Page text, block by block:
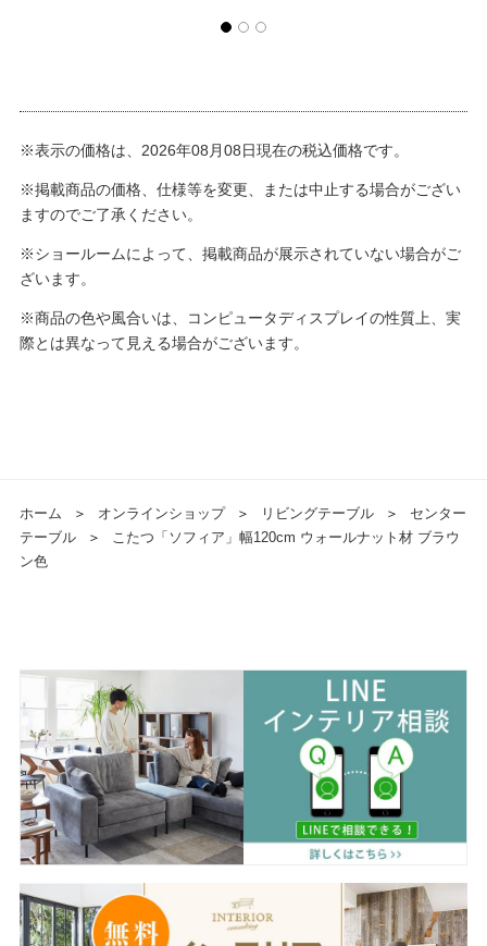
※表示の価格は、2026年08月08日現在の税込価格です。
※掲載商品の価格、仕様等を変更、または中止する場合がござい
ますのでご了承ください。
※ショールームによって、掲載商品が展示されていない場合がご
ざいます。
※商品の色や風合いは、コンピュータディスプレイの性質上、実
際とは異なって見える場合がございます。
ホーム ＞ オンラインショップ ＞ リビングテーブル ＞
センター
テーブル
＞
こたつ「ソフィア」幅120cm ウォールナット材 ブラウ
ン色